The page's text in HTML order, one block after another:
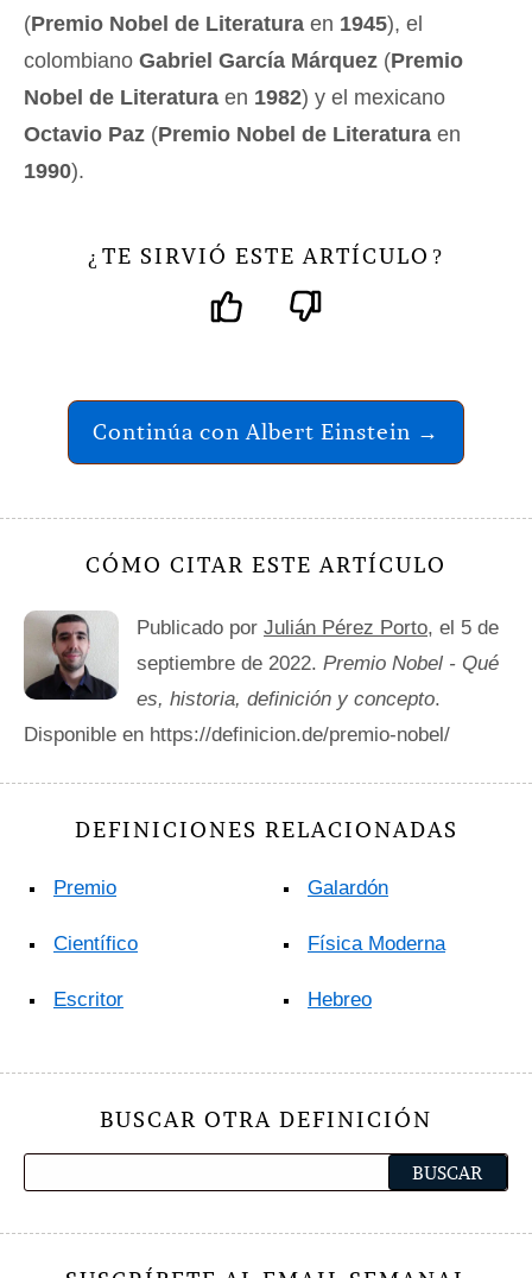
(Premio Nobel de Literatura en 1945), el
colombiano Gabriel García Márquez (Premio
Nobel de Literatura en 1982) y el mexicano
Octavio Paz (Premio Nobel de Literatura en
1990).
¿ TE SIRVIÓ ESTE ARTÍCULO ?
Continúa con Albert Einstein →
CÓMO CITAR ESTE ARTÍCULO
Publicado por Julián Pérez Porto, el 5 de
septiembre de 2022. Premio Nobel - Qué
es, historia, definición y concepto.
Disponible en https://definicion.de/premio-nobel/
DEFINICIONES RELACIONADAS
Premio
Científico
Escritor
Galardón
Física Moderna
Hebreo
BUSCAR OTRA DEFINICIÓN